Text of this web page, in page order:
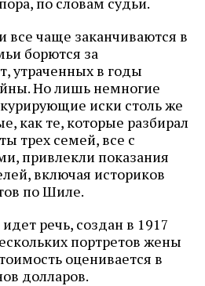
все чаще заканчиваются в
борются за
утраченных в годы
Но лишь немногие
иски столь же
как те, которые разбирал
трех семей, все с
привлекли показания
включая историков
по Шиле.
речь, создан в 1917
портретов жены
оценивается в
долларов.